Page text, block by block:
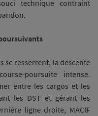
technique contraint
se resserrent, la descente
poursuite intense.
entre les cargos et les
les DST et gérant les
ligne droite, MACIF